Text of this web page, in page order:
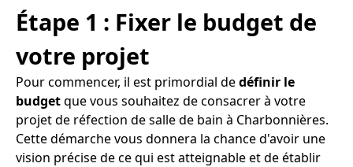
Étape 1 : Fixer le budget de
votre projet
Pour commencer, il est primordial dedéfinir le
budgetque vous souhaitez de consacrer à votre
projet de réfection de salle de bain à Charbonnières.
Cette démarche vous donnera la chance d'avoir une
vision précise de ce qui est atteignable et de établir